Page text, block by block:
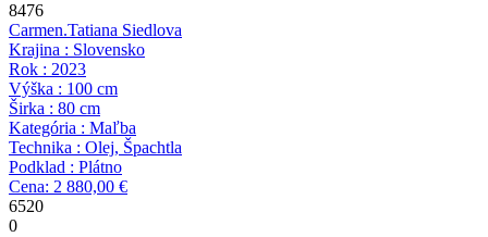
8476
Carmen.Tatiana Siedlova
Krajina : Slovensko
Rok : 2023
Výška : 100 cm
Širka : 80 cm
Kategória : Maľba
Technika : Olej, Špachtla
Podklad : Plátno
Cena: 2 880,00 €
6520
0